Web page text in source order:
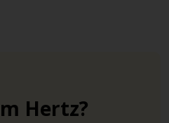
de Langenstraße 29)
Hertz?